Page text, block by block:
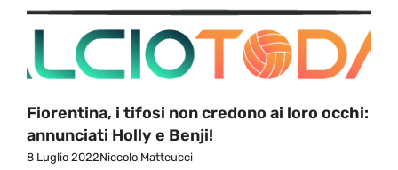
Fiorentina, i tifosi non credono ai loro occhi:
annunciati Holly e Benji!
8 Luglio 2022Niccolo Matteucci